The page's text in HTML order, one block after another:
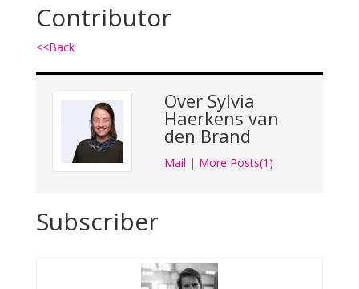
Contributor
<<Back
Over Sylvia
Haerkens van
den Brand
Mail | More Posts(1)
Subscriber